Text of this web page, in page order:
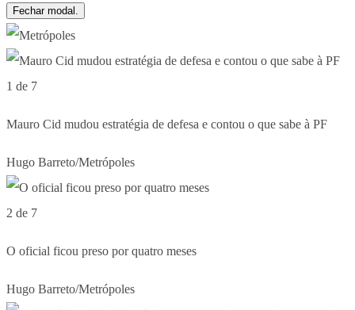
Fechar modal.
1 de 7
Mauro Cid mudou estratégia de defesa e contou o que sabe à PF
Hugo Barreto/Metrópoles
2 de 7
O oficial ficou preso por quatro meses
Hugo Barreto/Metrópoles